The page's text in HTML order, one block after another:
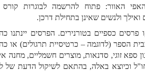
טורניר האפי האוור: פתוח להרשמה לבוגרות קורס עולם
שאינן בתחילת דרכן.
למימוש בבית הספר (לדוגמה – כרטיסיית תרגולים) או כהטבות
אחרות כגון ספא זוגי, סדנאות, מוצרים חשמליים, מחנה אימונים
באלה, בהתאם לשיקול הדעת של ליידיס.